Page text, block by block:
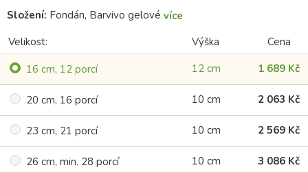
Složení: Fondán, Barvivo gelové více
Velikost:
Výška
Cena
16 cm, 12 porcí
12 cm 1 689 Kč
20 cm, 16 porcí 10 cm 2 063 Kč
23 cm, 21 porcí 10 cm 2 569 Kč
26 cm, min. 28 porcí 10 cm 3 086 Kč